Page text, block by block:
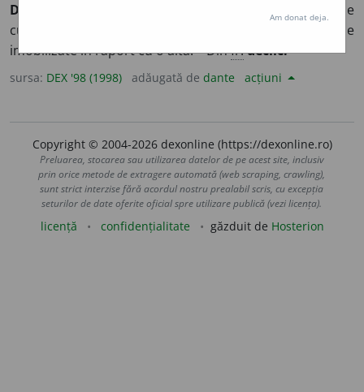
DECL
Dispozitiv format dintr-o pârghie
cu un cârlig la capăt, care permite eliberarea unei piese
imobilizate în raport cu o alta. – Dinfr.déclic.
sursa: DEX '98 (1998) adăugată de dante acțiuni
Copyright © 2004-2026 dexonline (https://dexonline.ro)
Preluarea, stocarea sau utilizarea datelor de pe acest site, inclusiv
prin orice metode de extragere automată (web scraping, crawling),
sunt strict interzise fără acordul nostru prealabil scris, cu excepția
seturilor de date oferite oficial spre utilizare publică (vezi licența).
licență confidențialitate găzduit de Hosterion
Am donat deja.